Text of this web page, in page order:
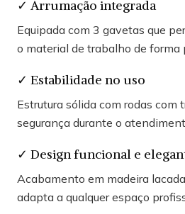
✓ Arrumação integrada
Equipada com 3 gavetas que
o material de trabalho de forma
✓ Estabilidade no uso
Estrutura sólida com rodas com
segurança durante o
✓ Design funcional e
Acabamento em madeira
adapta a qualquer espaço